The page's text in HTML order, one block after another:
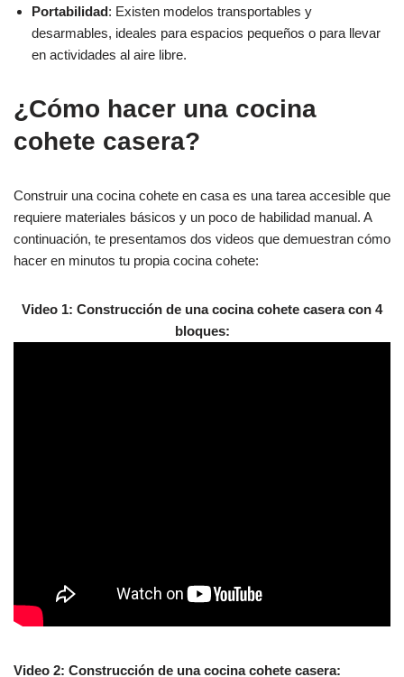
Portabilidad: Existen modelos transportables y
desarmables, ideales para espacios pequeños o para llevar
en actividades al aire libre.
¿Cómo hacer una cocina
cohete casera?
Construir una cocina cohete en casa es una tarea accesible que
requiere materiales básicos y un poco de habilidad manual. A
continuación, te presentamos dos videos que demuestran cómo
hacer en minutos tu propia cocina cohete:
Video 1: Construcción de una cocina cohete casera con 4
bloques:
Video 2: Construcción de una cocina cohete casera: